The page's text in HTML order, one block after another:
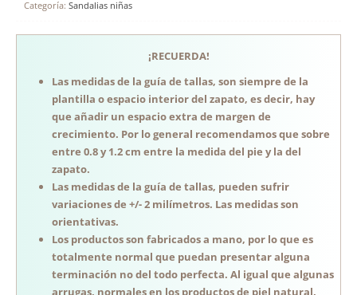
Categoría: Sandalias niñas
¡RECUERDA!
Las medidas de la guía de tallas, son siempre de la
plantilla o espacio interior del zapato, es decir, hay
que añadir un espacio extra de margen de
crecimiento. Por lo general recomendamos que sobre
entre 0.8 y 1.2 cm entre la medida del pie y la del
zapato.
Las medidas de la guía de tallas, pueden sufrir
variaciones de +/- 2 milímetros. Las medidas son
orientativas.
Los productos son fabricados a mano, por lo que es
totalmente normal que puedan presentar alguna
terminación no del todo perfecta. Al igual que algunas
arrugas, normales en los productos de piel natural.